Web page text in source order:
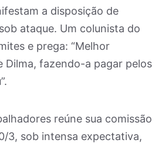
a disposição de
ataque. Um colunista do
e prega: “Melhor
Dilma, fazendo-a pagar pelos
reúne sua comissão
3, sob intensa expectativa,